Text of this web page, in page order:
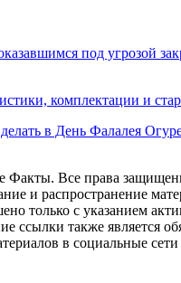
под угрозой
комплектации и
в День Фалалея
Факты. Все права
и распространение
только с указанием
ссылки также является
в социальные